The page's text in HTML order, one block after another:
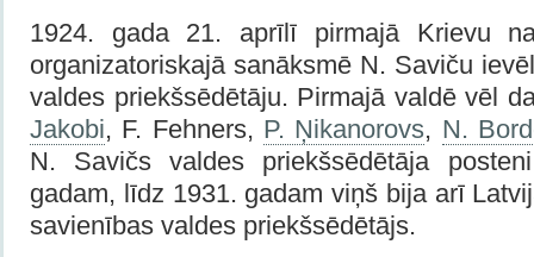
1924. gada 21. aprīlī pirmajā Krievu
organizatoriskajā sanāksmē N. Saviču
valdes priekšsēdētāju. Pirmajā valdē vēl
Jakobi, F. Fehners, P. Ņikanorovs, N.
N. Savičs valdes priekšsēdētāja
gadam, līdz 1931. gadam viņš bija arī
savienības valdes priekšsēdētājs.